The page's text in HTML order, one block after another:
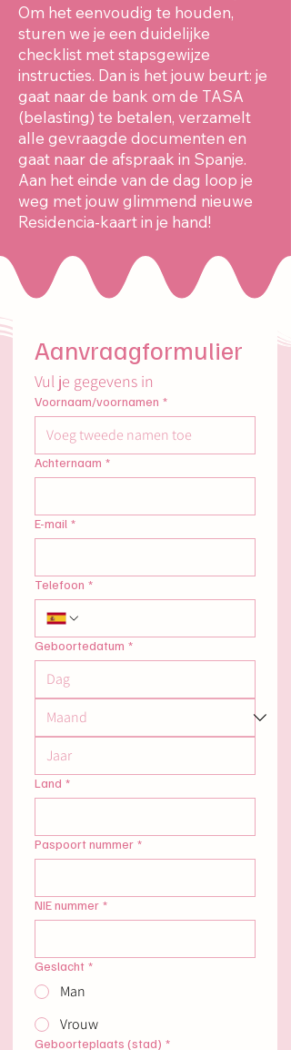
Om het eenvoudig te houden,
sturen we je een duidelijke
checklist met stapsgewijze
instructies. Dan is het jouw beurt: je
gaat naar de bank om de TASA
(belasting) te betalen, verzamelt
alle gevraagde documenten en
gaat naar de afspraak in Spanje.
Aan het einde van de dag loop je
weg met jouw glimmend nieuwe
Residencia-kaart in je hand!
Aanvraagformulier
Vul je gegevens in
Voornaam/voornamen *
Achternaam *
E-mail *
Telefoon *
Geboortedatum *
Land *
Paspoort nummer *
NIE nummer *
Geslacht *
Man
Vrouw
Geboorteplaats (stad) *